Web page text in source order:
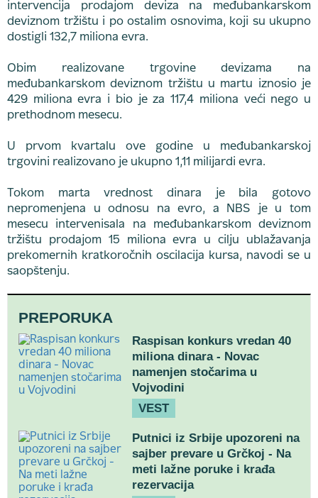
intervencija prodajom deviza na međubankarskom
deviznom tržištu i po ostalim osnovima, koji su ukupno
dostigli 132,7 miliona evra.
Obim realizovane trgovine devizama na
međubankarskom deviznom tržištu u martu iznosio je
429 miliona evra i bio je za 117,4 miliona veći nego u
prethodnom mesecu.
U prvom kvartalu ove godine u međubankarskoj
trgovini realizovano je ukupno 1,11 milijardi evra.
Tokom marta vrednost dinara je bila gotovo
nepromenjena u odnosu na evro, a NBS je u tom
mesecu intervenisala na međubankarskom deviznom
tržištu prodajom 15 miliona evra u cilju ublažavanja
prekomernih kratkoročnih oscilacija kursa, navodi se u
saopštenju.
PREPORUKA
Raspisan konkurs vredan 40
miliona dinara - Novac
namenjen stočarima u
Vojvodini
VEST
Putnici iz Srbije upozoreni na
sajber prevare u Grčkoj - Na
meti lažne poruke i krađa
rezervacija